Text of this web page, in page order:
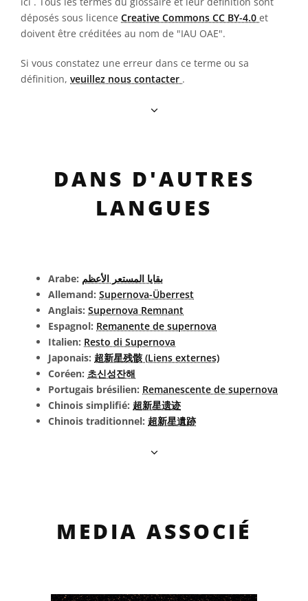
déposés sous licence Creative Commons CC BY-4.0 et
doivent être créditées au nom de "IAU OAE".
Si vous constatez une erreur dans ce terme ou sa
définition, veuillez nous contacter .
DANS D'AUTRES
LANGUES
Arabe: بقايا المستعر الأعظم
Allemand: Supernova-Überrest
Anglais: Supernova Remnant
Espagnol: Remanente de supernova
Italien: Resto di Supernova
Japonais: 超新星残骸 (Liens externes)
Coréen: 초신성잔해
Portugais brésilien: Remanescente de supernova
Chinois simplifié: 超新星遗迹
Chinois traditionnel: 超新星遺跡
MEDIA ASSOCIÉ